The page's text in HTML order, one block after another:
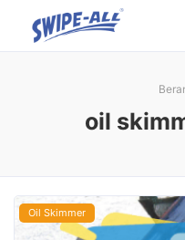
oil
Oil Skimmer